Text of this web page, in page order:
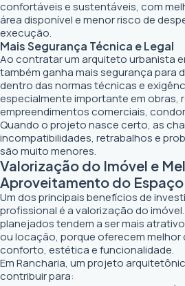
confortáveis e sustentáveis, com
área disponível e menor risco de
execução.
Mais Segurança Técnica e Legal
Ao contratar um arquiteto urbanista
também ganha mais segurança para
dentro das normas técnicas e
especialmente importante em obras,
empreendimentos comerciais,
Quando o projeto nasce certo, as
incompatibilidades, retrabalhos e
são muito menores.
Valorização do Imóvel e
Aproveitamento do Espaço
Um dos principais benefícios de
profissional é a valorização do
planejados tendem a ser mais
ou locação, porque oferecem melhor
conforto, estética e funcionalidade.
Em Rancharia, um projeto
contribuir para: